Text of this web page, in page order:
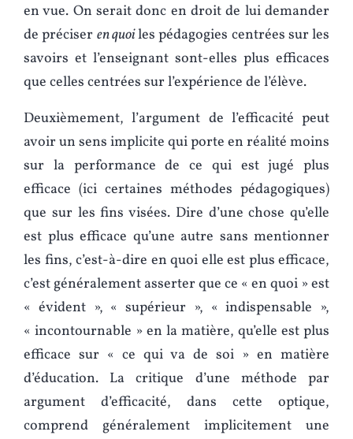
en vue. On serait donc en droit de lui demander
de préciser en quoiles pédagogies centrées sur les
savoirs et l’enseignant sont-elles plus efficaces
que celles centrées sur l’expérience de l’élève.
Deuxièmement, l’argument de l’efficacité peut
avoir un sens implicite qui porte en réalité moins
sur la performance de ce qui est jugé plus
efficace (ici certaines méthodes pédagogiques)
que sur les fins visées. Dire d’une chose qu’elle
est plus efficace qu’une autre sans mentionner
les fins, c’est-à-dire en quoi elle est plus efficace,
c’est généralement asserter que ce « en quoi » est
« évident », « supérieur », « indispensable »,
« incontournable » en la matière, qu’elle est plus
efficace sur « ce qui va de soi » en matière
d’éducation. La critique d’une méthode par
argument d’efficacité, dans cette optique,
comprend généralement implicitement une